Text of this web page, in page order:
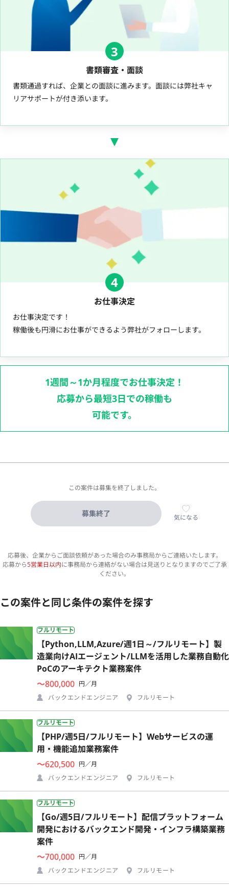
3
書類審査・面談
書類通過すれば、企業との面談に進みます。面談には弊社キャ
リアサポートが付き添います。
4
お仕事決定
お仕事決定です！
稼働後も円滑にお仕事ができるよう弊社がフォローします。
1週間～1か月程度でお仕事決定！
応募から最短3日での稼働も
可能です。
この案件は募集を終了しました。
募集終了 気になる
応募後、企業からご面談依頼があった場合のみ事務局からご連絡いたします。
応募から5営業日以内に事務局から連絡がない場合は見送りとなりますのでご了承
ください。
この案件と同じ条件の案件を探す
フルリモート
【Python,LLM,Azure/週1日～/フルリモート】製
造業向けAIエージェント/LLMを活用した業務自動化
PoCのアーキテクト業務案件
〜800,000 円／月
バックエンドエンジニア
フルリモート
フルリモート
【PHP/週5日/フルリモート】Webサービスの運
用・機能追加業務案件
〜620,500 円／月
バックエンドエンジニア
フルリモート
フルリモート
【Go/週5日/フルリモート】配信プラットフォーム
開発におけるバックエンド開発・インフラ構築業務
案件
〜700,000 円／月
バックエンドエンジニア
フルリモート